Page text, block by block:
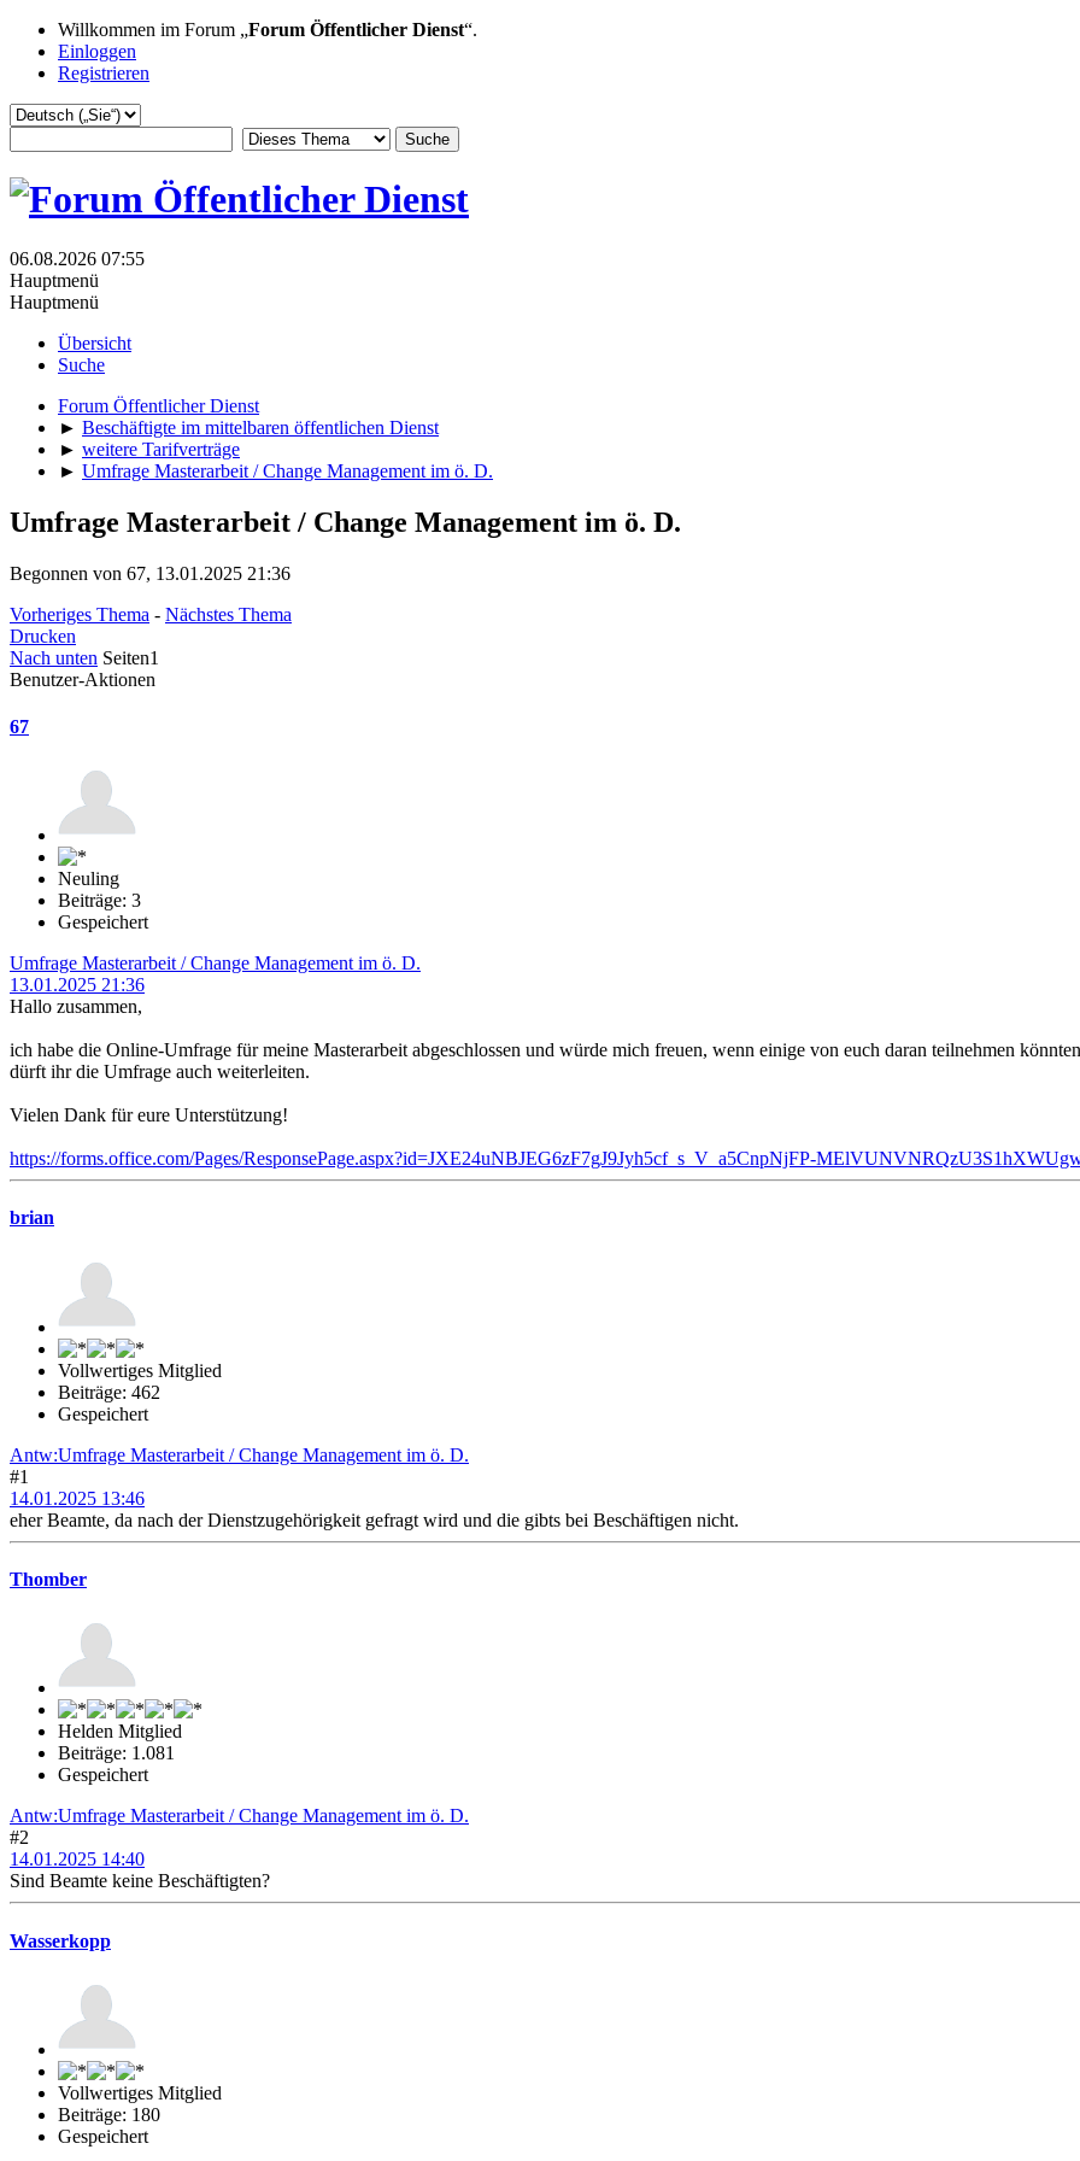
Willkommen im Forum „Forum Öffentlicher Dienst“.
Einloggen
Registrieren
06.08.2026 07:55
Hauptmenü
Hauptmenü
Übersicht
Suche
Forum Öffentlicher Dienst
► Beschäftigte im mittelbaren öffentlichen Dienst
► weitere Tarifverträge
► Umfrage Masterarbeit / Change Management im ö. D.
Umfrage Masterarbeit / Change Management im ö. D.
Begonnen von 67, 13.01.2025 21:36
Vorheriges Thema - Nächstes Thema
Drucken
Nach unten Seiten1
Benutzer-Aktionen
67
Neuling
Beiträge: 3
Gespeichert
Umfrage Masterarbeit / Change Management im ö. D.
13.01.2025 21:36
Hallo zusammen,
ich habe die Online-Umfrage für meine Masterarbeit abgeschlossen und würde mich freuen, wenn einige von euch daran teilnehmen
dürft ihr die Umfrage auch weiterleiten.
Vielen Dank für eure Unterstützung!
https://forms.office.com/Pages/ResponsePage.aspx?id=JXE24uNBJEG6zF7gJ9Jyh5cf_s_V_a5CnpNjFP-
brian
Vollwertiges Mitglied
Beiträge: 462
Gespeichert
Antw:Umfrage Masterarbeit / Change Management im ö. D.
#1
14.01.2025 13:46
eher Beamte, da nach der Dienstzugehörigkeit gefragt wird und die gibts bei Beschäftigen nicht.
Thomber
Helden Mitglied
Beiträge: 1.081
Gespeichert
Antw:Umfrage Masterarbeit / Change Management im ö. D.
#2
14.01.2025 14:40
Sind Beamte keine Beschäftigten?
Wasserkopp
Vollwertiges Mitglied
Beiträge: 180
Gespeichert